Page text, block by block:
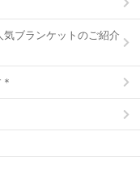
ブランケットのご紹介